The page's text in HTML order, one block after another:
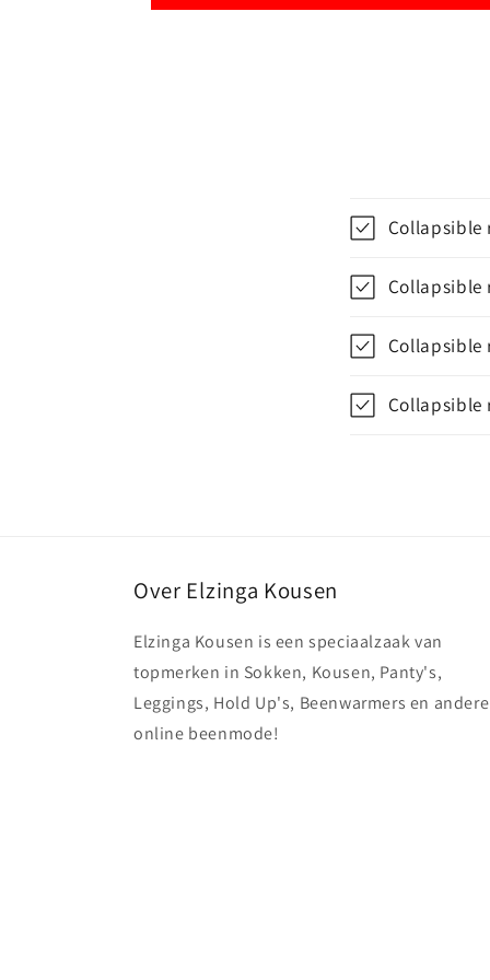
Collapsible
Collapsible
Collapsible
Collapsible
Over Elzinga Kousen
Elzinga Kousen is een speciaalzaak van
topmerken in Sokken, Kousen, Panty's,
Leggings, Hold Up's, Beenwarmers en andere
online beenmode!